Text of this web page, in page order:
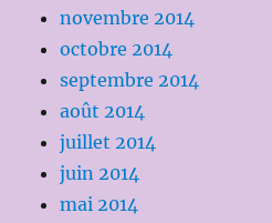
novembre 2014
octobre 2014
septembre 2014
août 2014
juillet 2014
juin 2014
mai 2014